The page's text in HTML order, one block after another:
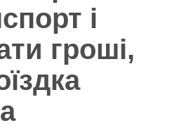
і
гроші,